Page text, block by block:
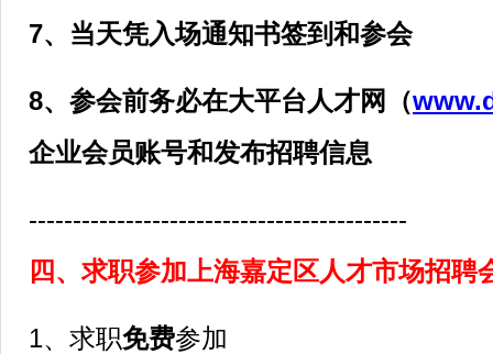
7、当天凭入场通知书签到和参会
8、参会前务必在大平台人才网（
企业会员账号和发布招聘信息
-------------------------------------------
四、求职参加上海嘉定区人才市场招聘
1、求职免费参加